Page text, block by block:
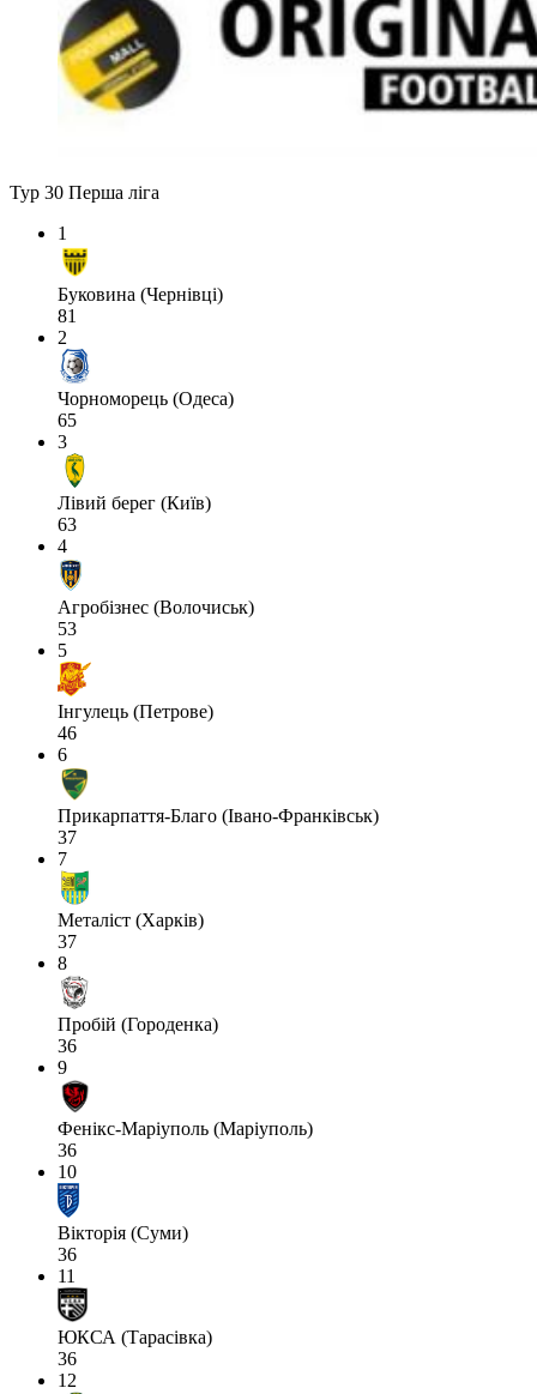
Тур 30 Перша ліга
1
Буковина (Чернівці)
81
2
Чорноморець (Одеса)
65
3
Лівий берег (Київ)
63
4
Агробізнес (Волочиськ)
53
5
Інгулець (Петрове)
46
6
Прикарпаття-Благо (Івано-Франківськ)
37
7
Металіст (Харків)
37
8
Пробій (Городенка)
36
9
Фенікс-Маріуполь (Маріуполь)
36
10
Вікторія (Суми)
36
11
ЮКСА (Тарасівка)
36
12